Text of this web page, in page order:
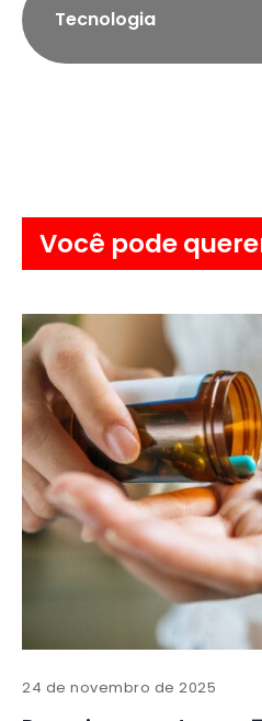
Tecnologia
Você pode
24 de novembro de 2025